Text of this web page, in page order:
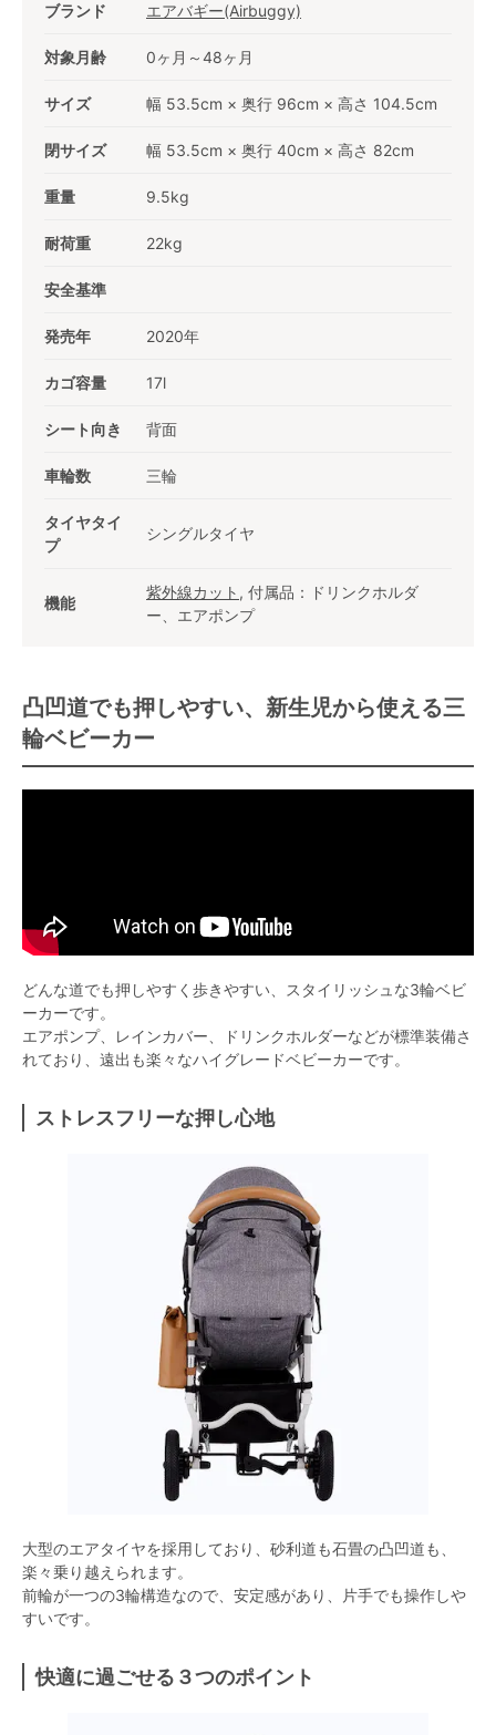
ブランド エアバギー(Airbuggy)
対象月齢 0ヶ月～48ヶ月
サイズ 幅 53.5cm × 奥行 96cm × 高さ 104.5cm
閉サイズ 幅 53.5cm × 奥行 40cm × 高さ 82cm
重量 9.5kg
耐荷重 22kg
安全基準
発売年 2020年
カゴ容量 17l
シート向き 背面
車輪数 三輪
タイヤタイ
プ
シングルタイヤ
機能
紫外線カット , 付属品：ドリンクホルダ
ー、エアポンプ
凸凹道でも押しやすい、新生児から使える三
輪ベビーカー
どんな道でも押しやすく歩きやすい、スタイリッシュな3輪ベビ
ーカーです。
エアポンプ、レインカバー、ドリンクホルダーなどが標準装備さ
れており、遠出も楽々なハイグレードベビーカーです。
ストレスフリーな押し心地
大型のエアタイヤを採用しており、砂利道も石畳の凸凹道も、
楽々乗り越えられます。
前輪が一つの3輪構造なので、安定感があり、片手でも操作しや
すいです。
快適に過ごせる３つのポイント